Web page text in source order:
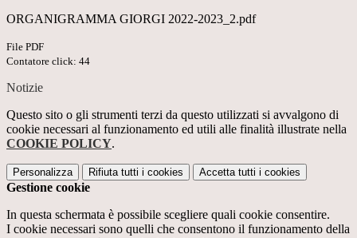
ORGANIGRAMMA GIORGI 2022-2023_2.pdf
File PDF
Contatore click: 44
Notizie
Questo sito o gli strumenti terzi da questo utilizzati si avvalgono di
cookie necessari al funzionamento ed utili alle finalità illustrate nella
COOKIE POLICY.
Personalizza Rifiuta tutti i cookies Accetta tutti i cookies
Gestione cookie
In questa schermata è possibile scegliere quali cookie consentire.
I cookie necessari sono quelli che consentono il funzionamento della